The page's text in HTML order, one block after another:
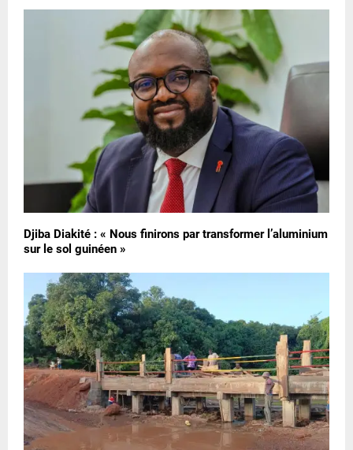
Djiba Diakité : « Nous finirons par transformer l’aluminium
sur le sol guinéen »